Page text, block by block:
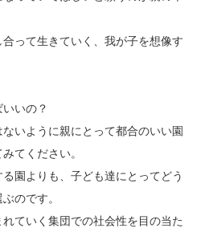
って生きていく、我が子を想像す
いの？
いように親にとって都合のいい園
てください。
園よりも、子ども達にとってどう
のです。
ていく集団での社会性を目の当た